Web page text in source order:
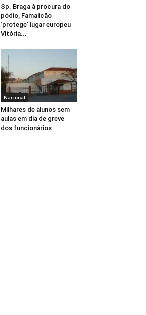
Sp. Braga à procura do
pódio, Famalicão
‘protege’ lugar europeu
Vitória...
Nacional
Milhares de alunos sem
aulas em dia de greve
dos funcionários